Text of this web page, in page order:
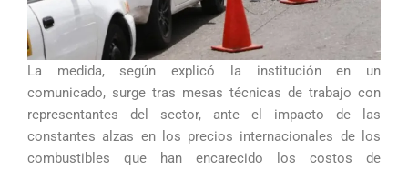
La medida, según explicó la institución en un
comunicado, surge tras mesas técnicas de trabajo con
representantes del sector, ante el impacto de las
constantes alzas en los precios internacionales de los
combustibles que han encarecido los costos de